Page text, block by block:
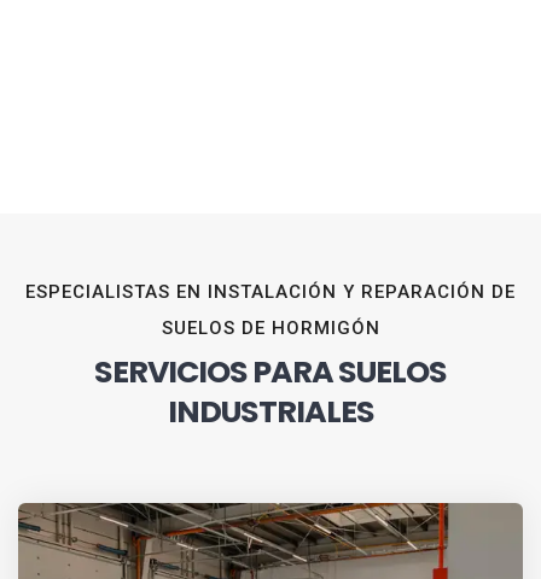
ESPECIALISTAS EN INSTALACIÓN Y REPARACIÓN DE
SUELOS DE HORMIGÓN
SERVICIOS PARA SUELOS
INDUSTRIALES